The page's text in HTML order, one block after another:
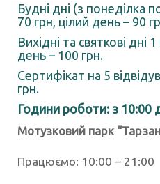
Будні дні (з понеділка
70 грн, цілий день – 90
Вихідні та святкові дні
день – 100 грн.
Сертифікат на 5
грн.
Години роботи: з 10:00
Мотузковий парк
Працюємо: 10:00 – 21:00